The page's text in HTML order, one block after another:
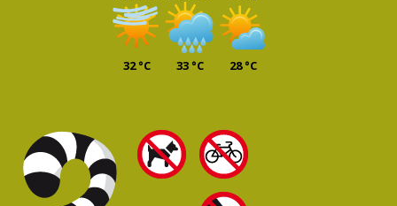
32 °C 33 °C 28 °C